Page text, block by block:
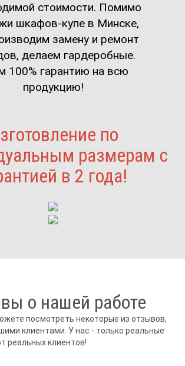
стоимости. Помимо
шкафов-купе в Минске,
замену и ремонт
делаем гардеробные.
100% гарантию на всю
продукцию!
по
размерам с
в 2 года!
о нашей работе
посмотреть некоторые из отзывов,
клиентами. У нас - только реальные
реальных клиентов!